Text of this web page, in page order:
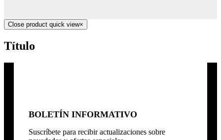
Close product quick view×
Título
BOLETÍN INFORMATIVO
Suscríbete para recibir actualizaciones sobre